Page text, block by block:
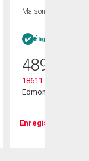
Maison
Éligible Louer
489 000
18611 57 Avenue
Edmonton, AB
Enregistrer